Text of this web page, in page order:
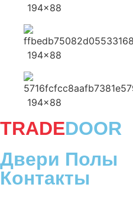
TRADEDOOR
Двери Полы
Контакты